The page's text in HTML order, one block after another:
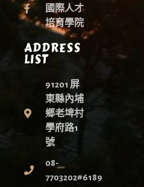
國際人才
培育學院
ADDRESS
LIST
91201 屏
東縣內埔
鄉老埤村
學府路1
號
08-
7703202#6189